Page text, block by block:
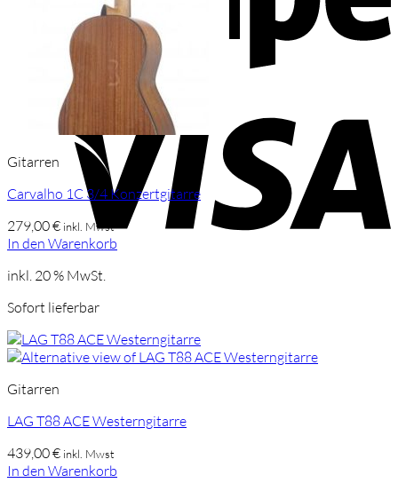
Gitarren
Carvalho 1C 3/4 Konzertgitarre
279,00€ inkl. Mwst
In den Warenkorb
inkl. 20 % MwSt.
Sofort lieferbar
Gitarren
LAG T88 ACE Westerngitarre
439,00€ inkl. Mwst
In den Warenkorb